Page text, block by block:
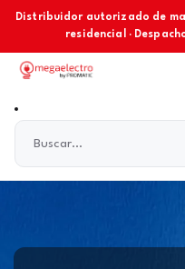
Ir al contenido
Distribuidor autorizado de
residencial ·